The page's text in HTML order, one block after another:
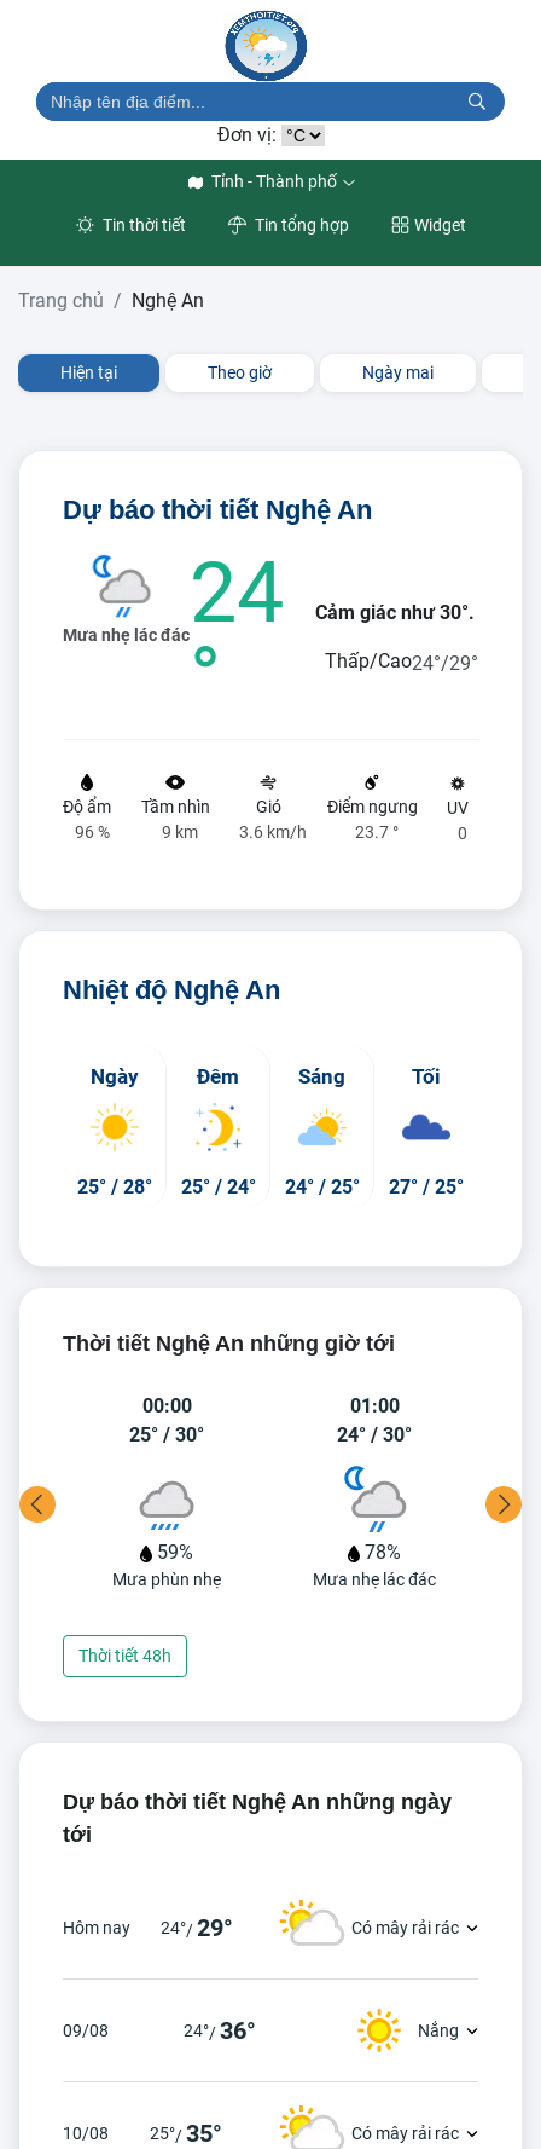
Đơn vị:
Tỉnh - Thành phố
Tin thời tiết Tin tổng hợp Widget
Trang chủ Nghệ An
Hiện tại Theo giờ Ngày mai
Dự báo thời tiết Nghệ An
Mưa nhẹ lác đác24
°
Cảm giác như 30°.
Thấp/Cao24°/29°
Độ ẩm
96 %
Tầm nhìn
9 km
Gió
3.6 km/h
Điểm ngưng
23.7 °
UV
0
Nhiệt độ Nghệ An
Ngày
25° / 28°
Đêm
25° / 24°
Sáng
24° / 25°
Tối
27° / 25°
Thời tiết Nghệ An những giờ tới
00:00
25° / 30°
59%
Mưa phùn nhẹ
01:00
24° / 30°
78%
Mưa nhẹ lác đác
Thời tiết 48h
Dự báo thời tiết Nghệ An những ngày
tới
Hôm nay 24°/29° Có mây rải rác
09/08 24°/36° Nắng
10/08 25°/35° Có mây rải rác